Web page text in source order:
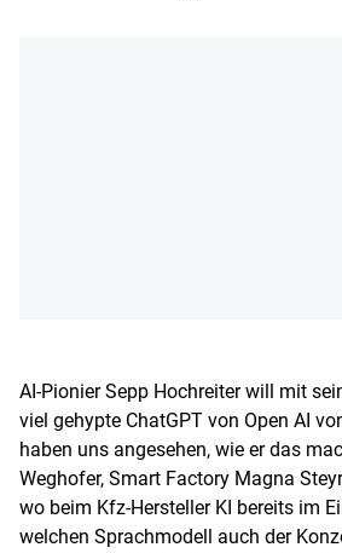
AI-Pionier Sepp Hochreiter will mit
viel gehypte ChatGPT von Open AI
haben uns angesehen, wie er das
Weghofer, Smart Factory Magna
wo beim Kfz-Hersteller KI bereits im
welchen Sprachmodell auch der